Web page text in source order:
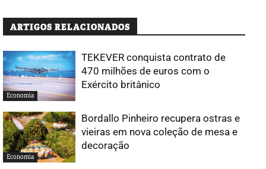
ARTIGOS RELACIONADOS
Economia
TEKEVER conquista contrato de
470 milhões de euros com o
Exército britânico
Economia
Bordallo Pinheiro recupera ostras e
vieiras em nova coleção de mesa e
decoração